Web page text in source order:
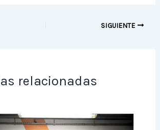
SIGUIENTE
relacionadas